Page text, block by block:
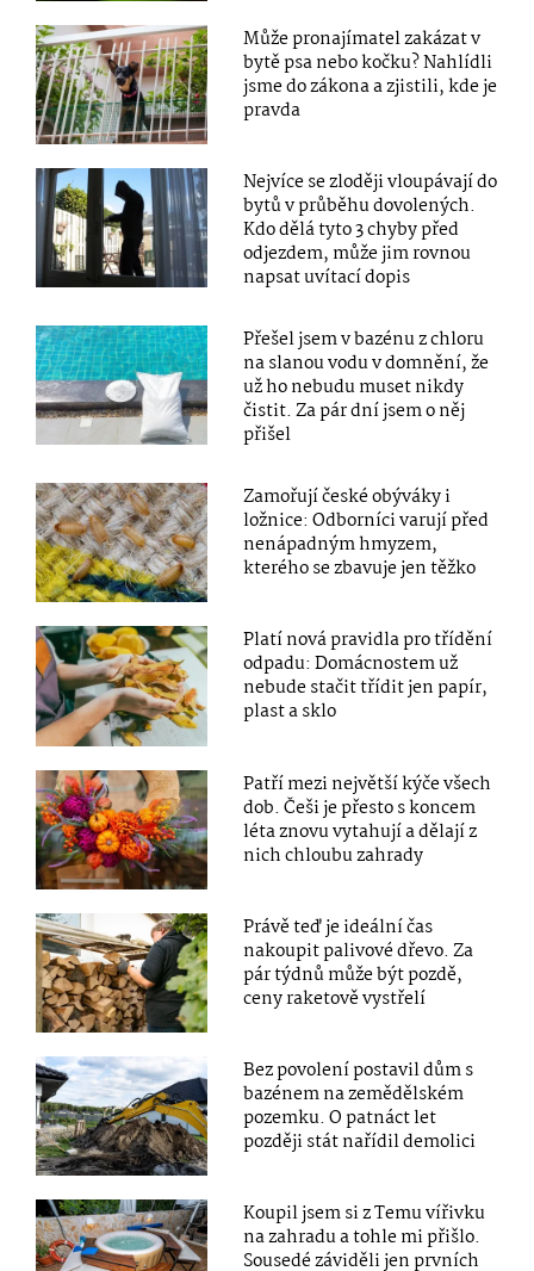
Může pronajímatel zakázat v
bytě psa nebo kočku? Nahlídli
jsme do zákona a zjistili, kde je
pravda
Nejvíce se zloději vloupávají do
bytů v průběhu dovolených.
Kdo dělá tyto 3 chyby před
odjezdem, může jim rovnou
napsat uvítací dopis
Přešel jsem v bazénu z chloru
na slanou vodu v domnění, že
už ho nebudu muset nikdy
čistit. Za pár dní jsem o něj
přišel
Zamořují české obýváky i
ložnice: Odborníci varují před
nenápadným hmyzem,
kterého se zbavuje jen těžko
Platí nová pravidla pro třídění
odpadu: Domácnostem už
nebude stačit třídit jen papír,
plast a sklo
Patří mezi největší kýče všech
dob. Češi je přesto s koncem
léta znovu vytahují a dělají z
nich chloubu zahrady
Právě teď je ideální čas
nakoupit palivové dřevo. Za
pár týdnů může být pozdě,
ceny raketově vystřelí
Bez povolení postavil dům s
bazénem na zemědělském
pozemku. O patnáct let
později stát nařídil demolici
Koupil jsem si z Temu vířivku
na zahradu a tohle mi přišlo.
Sousedé záviděli jen prvních